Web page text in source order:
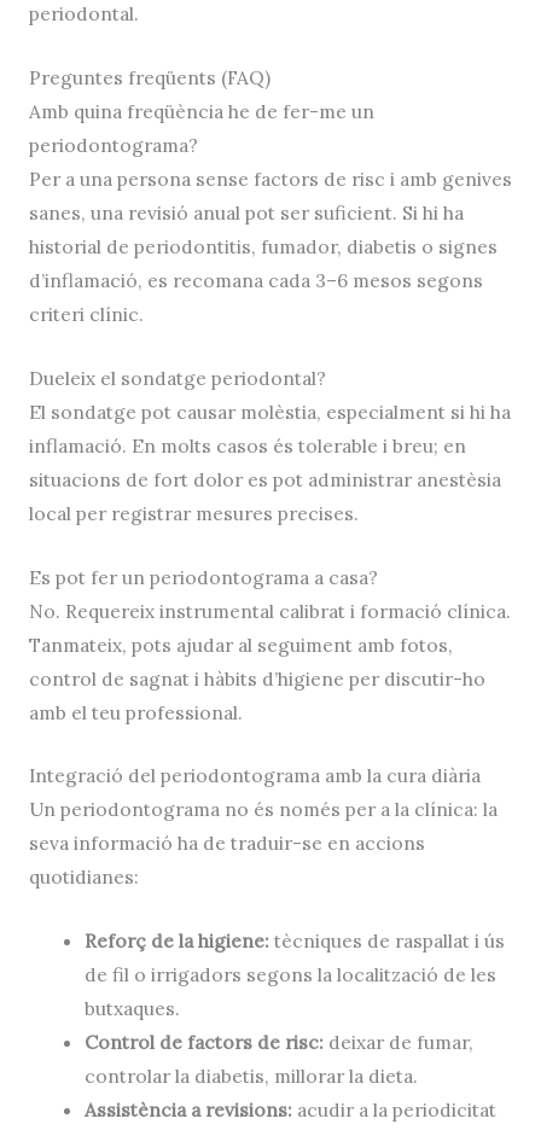
periodontal.
Preguntes freqüents (FAQ)
Amb quina freqüència he de fer-me un
periodontograma?
Per a una persona sense factors de risc i amb genives
sanes, una revisió anual pot ser suficient. Si hi ha
historial de periodontitis, fumador, diabetis o signes
d’inflamació, es recomana cada 3–6 mesos segons
criteri clínic.
Dueleix el sondatge periodontal?
El sondatge pot causar molèstia, especialment si hi ha
inflamació. En molts casos és tolerable i breu; en
situacions de fort dolor es pot administrar anestèsia
local per registrar mesures precises.
Es pot fer un periodontograma a casa?
No. Requereix instrumental calibrat i formació clínica.
Tanmateix, pots ajudar al seguiment amb fotos,
control de sagnat i hàbits d’higiene per discutir-ho
amb el teu professional.
Integració del periodontograma amb la cura diària
Un periodontograma no és només per a la clínica: la
seva informació ha de traduir-se en accions
quotidianes:
Reforç de la higiene: tècniques de raspallat i ús
de fil o irrigadors segons la localització de les
butxaques.
Control de factors de risc: deixar de fumar,
controlar la diabetis, millorar la dieta.
Assistència a revisions: acudir a la periodicitat